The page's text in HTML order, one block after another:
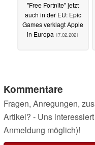
"Free Fortnite" jetzt
auch in der EU: Epic
Games verklagt Apple
in Europa 17.02.2021
Kommentare
Fragen, Anregungen,
Artikel? - Uns
Anmeldung möglich)!